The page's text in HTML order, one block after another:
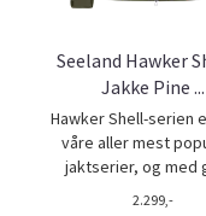
Seeland Hawker
Jakke Pine ...
Hawker Shell-serien
våre aller mest
jaktserier, og med
2.299,-